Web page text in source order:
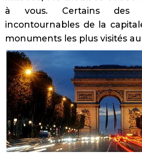
à vous. Certains des
incontournables de la
monuments les plus visités